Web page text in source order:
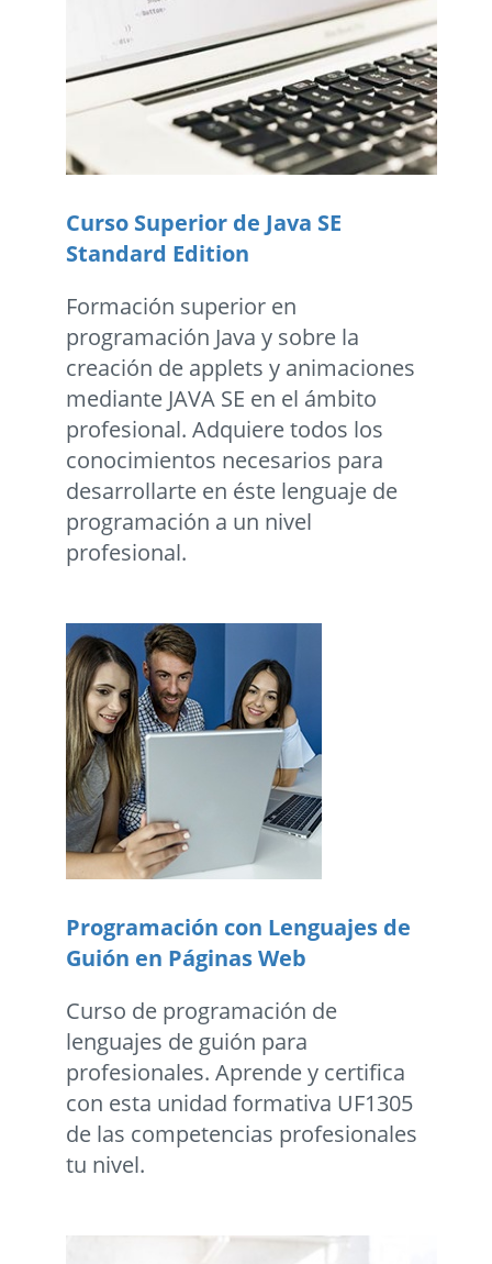
Curso Superior de Java SE
Standard Edition
Formación superior en
programación Java y sobre la
creación de applets y animaciones
mediante JAVA SE en el ámbito
profesional. Adquiere todos los
conocimientos necesarios para
desarrollarte en éste lenguaje de
programación a un nivel
profesional.
Programación con Lenguajes de
Guión en Páginas Web
Curso de programación de
lenguajes de guión para
profesionales. Aprende y certifica
con esta unidad formativa UF1305
de las competencias profesionales
tu nivel.